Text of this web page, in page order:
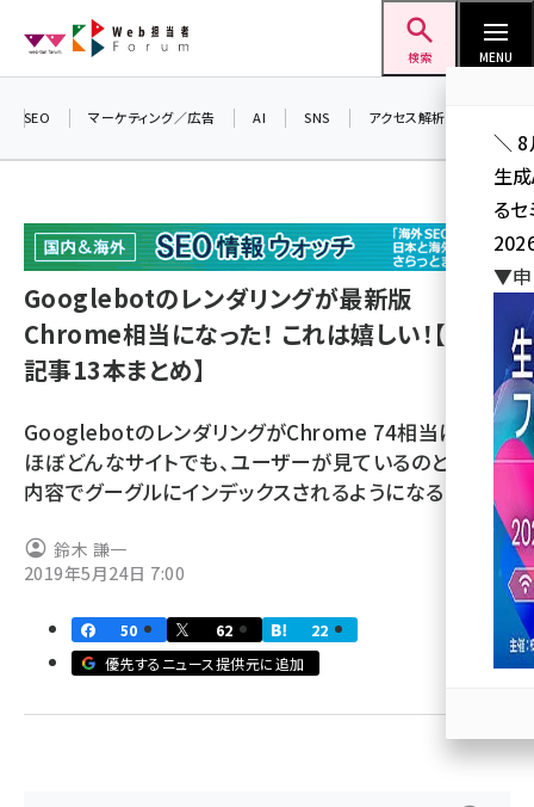
ン
検索 MENU
seo (3538)
ai (2820)
youtube (2444)
セミナー (2315)
z世代 (1629)
llmo (1167)
SEO マーケティング／広告 AI SNS アクセス解析／データ分析
Googlebotのレンダリングが最新版
Chrome相当になった！ これは嬉しい！【SEO
記事13本まとめ】
GooglebotのレンダリングがChrome 74相当になり、
ほぼどんなサイトでも、ユーザーが見ているのと同様の
内容でグーグルにインデックスされるようになる。
鈴木 謙一
2019年5月24日 7:00
50 62
22
優先するニュース提供元に追加
＼ 8
生
る
▼申